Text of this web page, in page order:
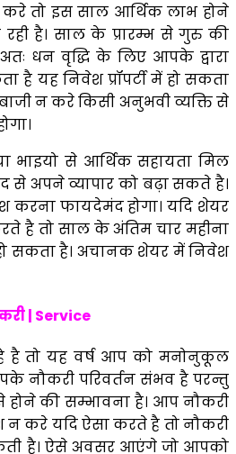
करे तो इस साल आर्थिक लाभ होने
है। साल के प्रारम्भ से गुरु की
धन वृद्धि के लिए आपके द्वारा
है यह निवेश प्रॉपर्टी में हो सकता
न करे किसी अनुभवी व्यक्ति से
भाइयो से आर्थिक सहायता मिल
अपने व्यापार को बढ़ा सकते है।
करना फायदेमंद होगा। यदि शेयर
है तो साल के अंतिम चार महीना
सकता है। अचानक शेयर में निवेश
| Service
है तो यह वर्ष आप को मनोनुकूल
नौकरी परिवर्तन संभव है परन्तु
की सम्भावना है। आप नौकरी
करे यदि ऐसा करते है तो नौकरी
है। ऐसे अवसर आएंगे जो आपको